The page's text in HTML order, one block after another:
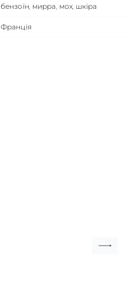
бензоїн мирра мох, шкіра
Франція